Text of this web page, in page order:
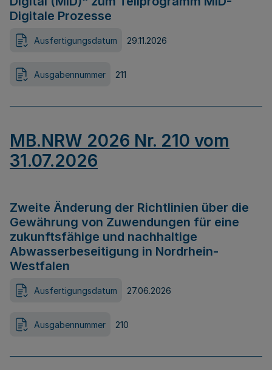
Digitale Prozesse
Ausfertigungsdatum 29.11.2026
Ausgabennummer 211
MB.NRW 2026 Nr. 210 vom
31.07.2026
Zweite Änderung der Richtlinien über die
Gewährung von Zuwendungen für eine
zukunftsfähige und nachhaltige
Abwasserbeseitigung in Nordrhein-
Westfalen
Ausfertigungsdatum 27.06.2026
Ausgabennummer 210